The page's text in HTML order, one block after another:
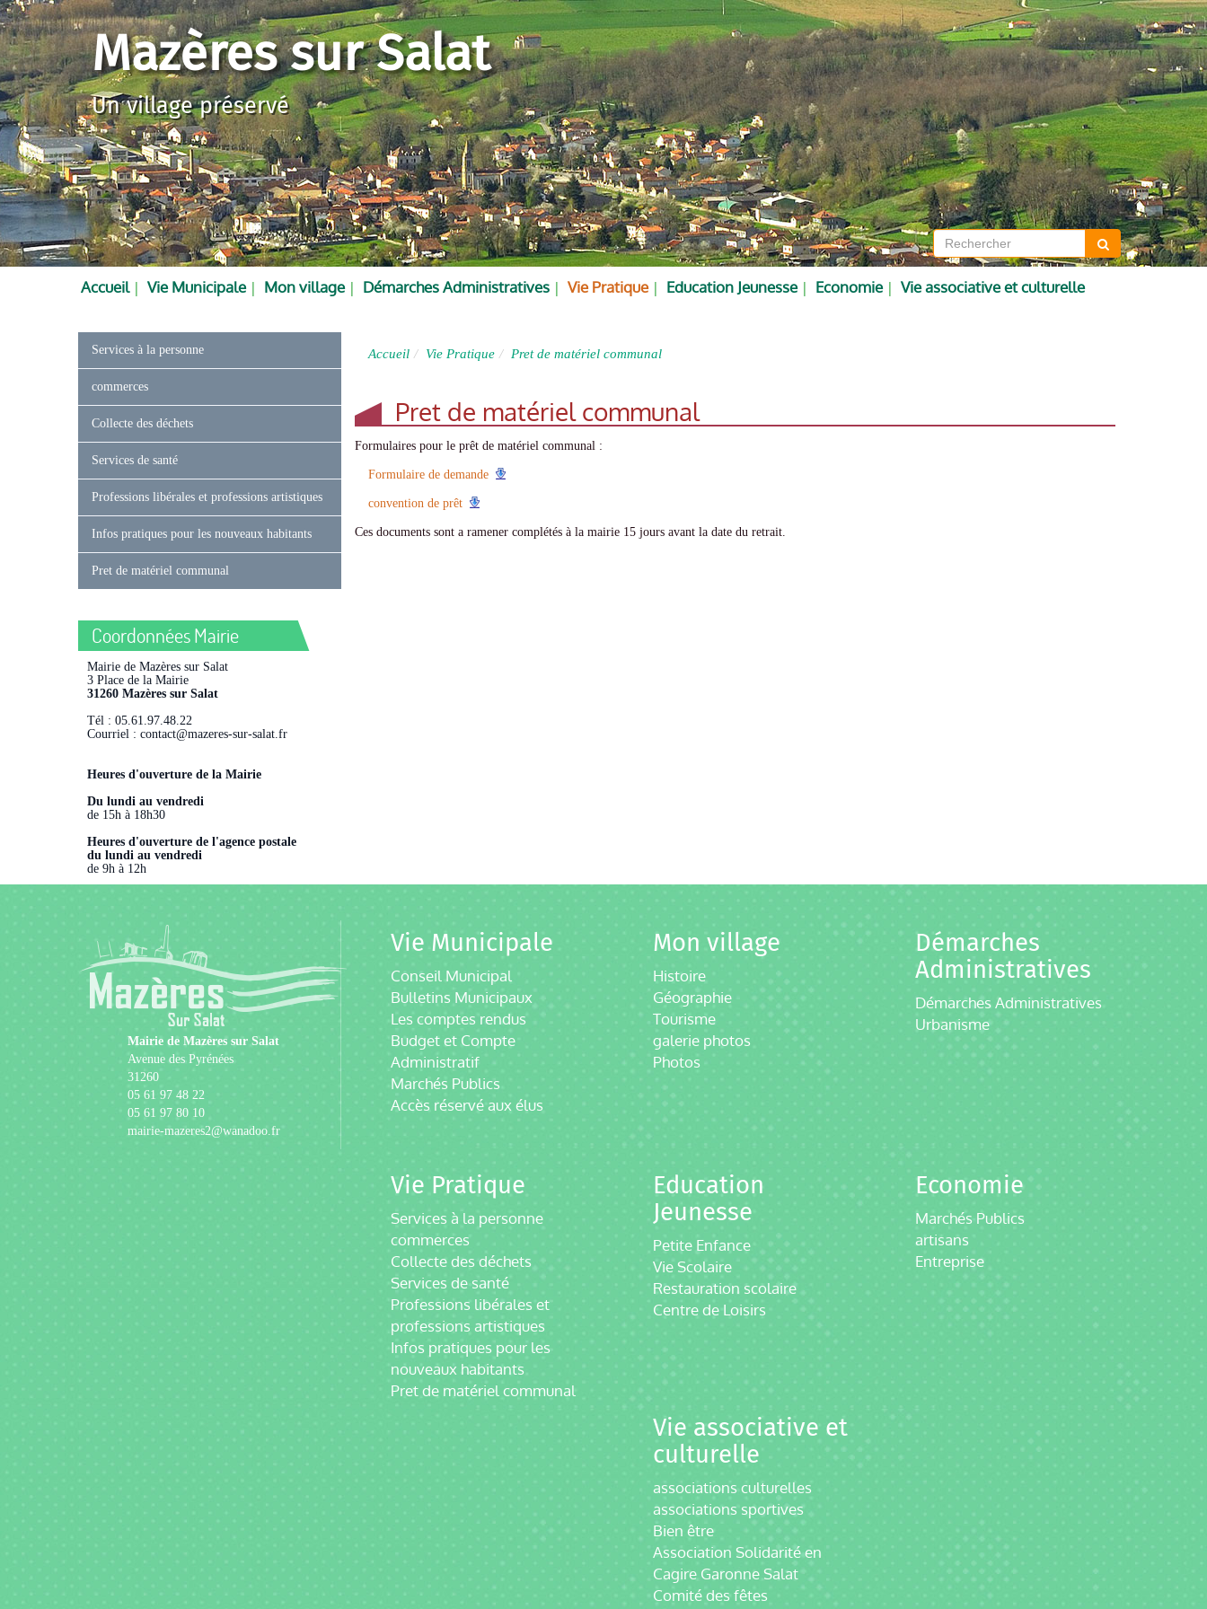
Mazères sur Salat
Un village préservé
Accueil Vie Municipale Mon village Démarches Administratives Vie Pratique Education Jeunesse Economie Vie associative et culturelle
Accueil Vie Pratique Pret de matériel communal
Pret de matériel communal
Formulaires pour le prêt de matériel communal :
Formulaire de demande
convention de prêt
Ces documents sont a ramener complétés à la mairie 15 jours avant la date du retrait.
Services à la personne
commerces
Collecte des déchets
Services de santé
Professions libérales et professions artistiques
Infos pratiques pour les nouveaux habitants
Pret de matériel communal
Coordonnées Mairie
Mairie de Mazères sur Salat
3 Place de la Mairie
31260 Mazères sur Salat
Tél : 05.61.97.48.22
Courriel : contact@mazeres-sur-salat.fr
Heures d'ouverture de la Mairie
Du lundi au vendredi
de 15h à 18h30
Heures d'ouverture de l'agence postale
du lundi au vendredi
de 9h à 12h
Mairie de Mazères sur Salat
Avenue des Pyrénées
31260
05 61 97 48 22
05 61 97 80 10
mairie-mazeres2@wanadoo.fr
Vie Municipale
Conseil Municipal
Bulletins Municipaux
Les comptes rendus
Budget et Compte
Administratif
Marchés Publics
Accès réservé aux élus
Mon village
Histoire
Géographie
Tourisme
galerie photos
Photos
Démarches
Administratives
Démarches Administratives
Urbanisme
Vie Pratique
Services à la personne
commerces
Collecte des déchets
Services de santé
Professions libérales et
professions artistiques
Infos pratiques pour les
nouveaux habitants
Pret de matériel communal
Education
Jeunesse
Petite Enfance
Vie Scolaire
Restauration scolaire
Centre de Loisirs
Economie
Marchés Publics
artisans
Entreprise
Vie associative et
culturelle
associations culturelles
associations sportives
Bien être
Association Solidarité en
Cagire Garonne Salat
Comité des fêtes